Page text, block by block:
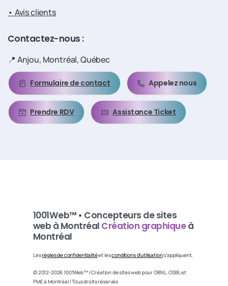
• Avis clients
Contactez-nous :
📍 Anjou, Montréal, Québec
Formulaire de contact Appelez nous
Prendre RDV Assistance Ticket
1001Web™ • Concepteurs de sites
web à Montréal Création graphiqueà
Montréal
Lesrègles de confidentialitéet lesconditions d’utilisations’appliquent.
© 2012-2026 1001Web™ | Création de sites web pour OBNL, OSBL et
PME à Montréal | Tous droits réservés